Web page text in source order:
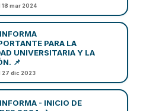
mar 2024
PARA LA
UNIVERSITARIA Y LA
📌
27 dic 2023
- INICIO DE